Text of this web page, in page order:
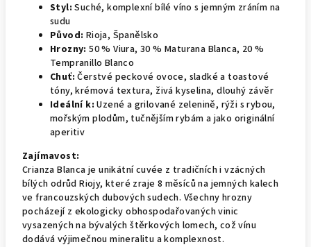
Styl: Suché, komplexní bílé víno s jemným zráním na
sudu
Původ: Rioja, Španělsko
Hrozny: 50 % Viura, 30 % Maturana Blanca, 20 %
Tempranillo Blanco
Chuť: Čerstvé peckové ovoce, sladké a toastové
tóny, krémová textura, živá kyselina, dlouhý závěr
Ideální k: Uzené a grilované zelenině, rýži s rybou,
mořským plodům, tučnějším rybám a jako originální
aperitiv
Zajímavost:
Crianza Blanca je unikátní cuvée z tradičních i vzácných
bílých odrůd Riojy, které zraje 8 měsíců na jemných kalech
ve francouzských dubových sudech. Všechny hrozny
pocházejí z ekologicky obhospodařovaných vinic
vysazených na bývalých štěrkových lomech, což vínu
dodává výjimečnou mineralitu a komplexnost.